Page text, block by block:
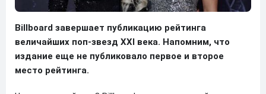
Billboard завершает публикацию рейтинга
величайших поп-звезд XXI века. Напомним, что
издание еще не публиковало первое и второе
место рейтинга.